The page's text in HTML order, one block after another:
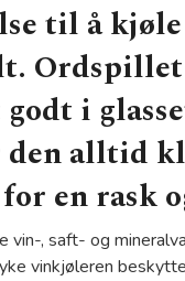
til å kjøle
i
den alltid
en rask
, saft- og
vinkjøleren